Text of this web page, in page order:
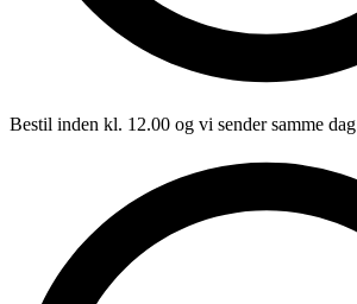
Bestil inden kl. 12.00 og vi sender samme dag